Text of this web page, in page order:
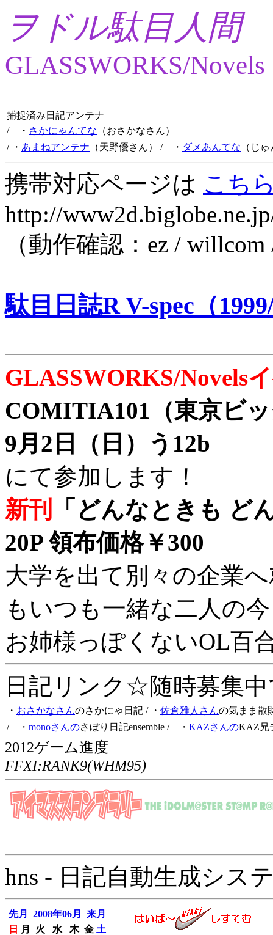
ヲドル駄目人間
GLASSWORKS/Novels
捕捉済み日記アンテナ
/ ・ さかにゃんてな （おさかなさん）
/ ・ あまねアンテナ （天野優さん） / ・ ダメあんてな （じ
携帯対応ページは こち
http://
（動作確認：ez /
駄目日誌R V-spec（
GLASSWORKS/Novels
COMITIA101（東京ビ
9月2日（日）う12b
にて参加します！
新刊
「どんなときも ど
20P 領布価格￥300
大学を出て別々の企業
もいつも一緒な二人の
お姉様っぽくないOL百
日記リンク☆随時募集
・ おさかなさんのさかにゃ日記 / ・ 佐倉雅人さんの気まま散
/ ・ monoさんのさぼり日記ensemble / ・ KAZさんのKAZ兄
2012ゲーム進度
FFXI:RANK9(WHM95)
hns - 日記自動生成シス
先月 2008年06月
来月
日
月 火 水 木 金 土